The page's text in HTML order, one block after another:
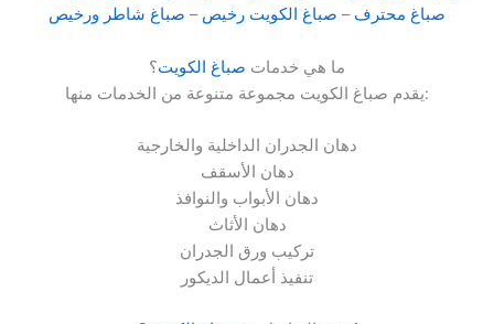
صباغ محترف – صباغ الكويت رخيص – صباغ شاطر ورخيص
ما هي خدمات صباغ الكويت؟
يقدم صباغ الكويت مجموعة متنوعة من الخدمات منها:
دهان الجدران الداخلية والخارجية
دهان الأسقف
دهان الأبواب والنوافذ
دهان الأثاث
تركيب ورق الجدران
تنفيذ أعمال الديكور